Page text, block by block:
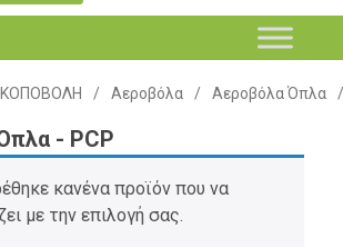
/ Αεροβόλα / Αεροβόλα Όπλα /
- PCP
κανένα προϊόν που να
με την επιλογή σας.